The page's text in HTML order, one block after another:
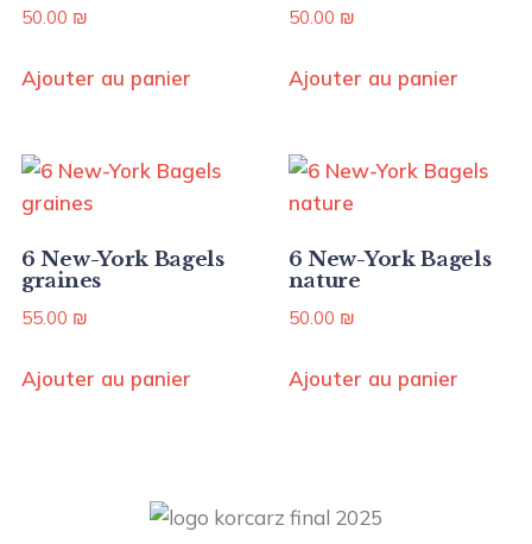
50.00 ₪
Ajouter au panier
50.00 ₪
Ajouter au panier
6 New-York Bagels
graines
55.00 ₪
Ajouter au panier
6 New-York Bagels
nature
50.00 ₪
Ajouter au panier